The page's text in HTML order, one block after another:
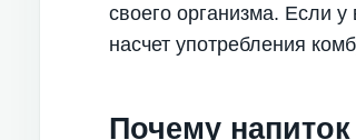
своего организма. Если
насчет употребления
Почему